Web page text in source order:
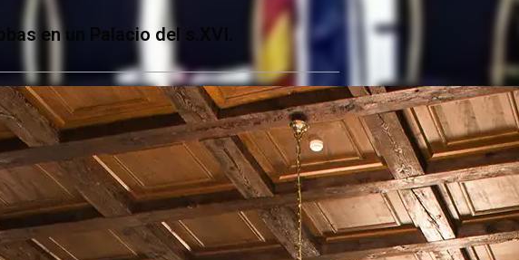
en un Palacio del s.XVI.